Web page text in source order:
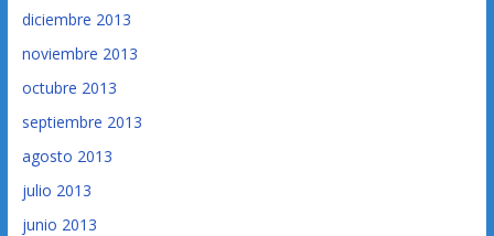
diciembre 2013
noviembre 2013
octubre 2013
septiembre 2013
agosto 2013
julio 2013
junio 2013